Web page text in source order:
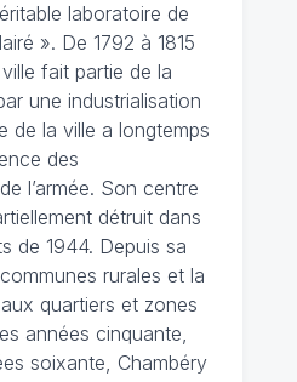
laboratoire de
». De 1792 à 1815
fait partie de la
une industrialisation
de la ville a longtemps
des
l’armée. Son centre
détruit dans
de 1944. Depuis sa
rurales et la
quartiers et zones
années cinquante,
soixante, Chambéry